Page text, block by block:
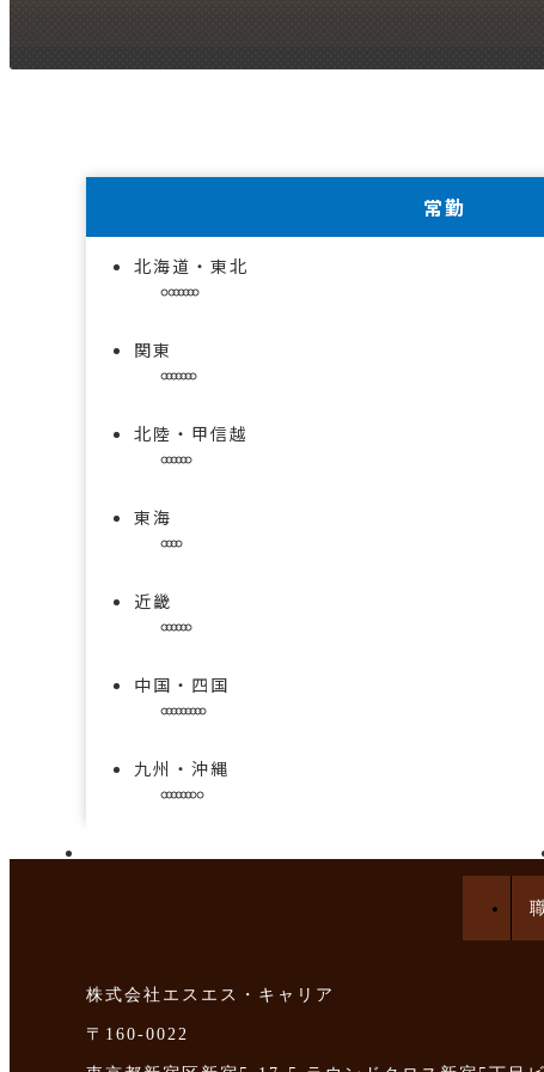
常勤
北海道・東北
関東
北陸・甲信越
東海
近畿
中国・四国
九州・沖縄
株式会社エスエス・キャリア
〒160-0022